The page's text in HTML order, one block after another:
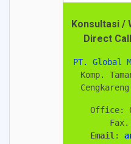
Konsultasi /
Direct
PT. Global
Komp.
Office:
Fax.
Email :